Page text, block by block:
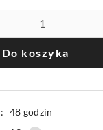
Do koszyka
48 godzin